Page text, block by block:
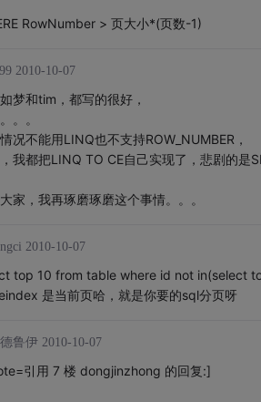
RowNumber > 页大小*(页数-1)
2010-10-07
梦和tim，都写的很好，
。。
况不能用LINQ也不支持ROW_NUMBER，
我都把LINQ TO CE自己实现了，悲剧的是
家，我再琢磨琢磨这个事情。。。
2010-10-07
top 10 from table where id not in(select
是当前页哈，就是你要的sql分页呀
鲁伊 2010-10-07
引用 7 楼 dongjinzhong 的回复:]